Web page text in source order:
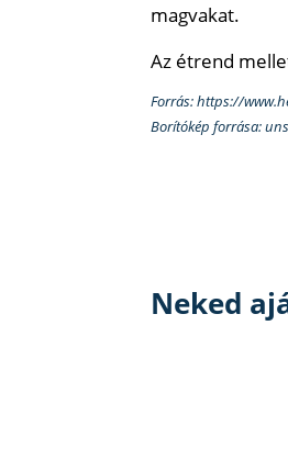
magvakat.
Az étrend
Forrás: https://
Borítókép forrása:
Neked